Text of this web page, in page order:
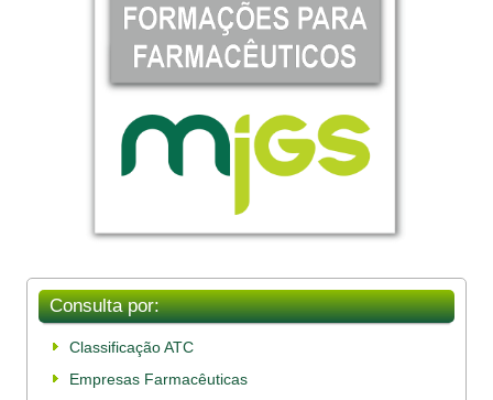
Consulta por:
Classificação ATC
Empresas Farmacêuticas